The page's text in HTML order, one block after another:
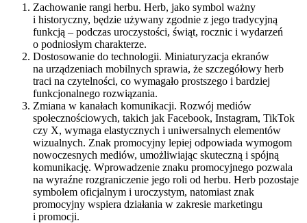
Zachowanie rangi herbu. Herb, jako symbol ważny
i historyczny, będzie używany zgodnie z jego tradycyjną
funkcją – podczas uroczystości, świąt, rocznic i wydarzeń
o podniosłym charakterze.
Dostosowanie do technologii. Miniaturyzacja ekranów
na urządzeniach mobilnych sprawia, że szczegółowy herb
traci na czytelności, co wymagało prostszego i bardziej
funkcjonalnego rozwiązania.
Zmiana w kanałach komunikacji. Rozwój mediów
społecznościowych, takich jak Facebook, Instagram, TikTok
czy X, wymaga elastycznych i uniwersalnych elementów
wizualnych. Znak promocyjny lepiej odpowiada wymogom
nowoczesnych mediów, umożliwiając skuteczną i spójną
komunikację. Wprowadzenie znaku promocyjnego pozwala
na wyraźne rozgraniczenie jego roli od herbu. Herb pozostaje
symbolem oficjalnym i uroczystym, natomiast znak
promocyjny wspiera działania w zakresie marketingu
i promocji.